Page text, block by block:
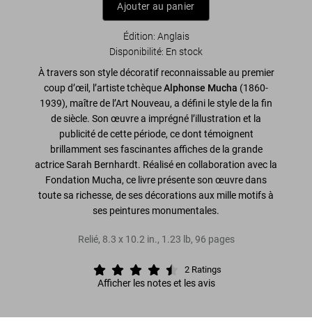
Ajouter au panier
Édition: Anglais
Disponibilité: En stock
À travers son style décoratif reconnaissable au premier
coup d’œil, l’artiste tchèqueAlphonse Mucha (1860-
1939), maître de l’Art Nouveau, a défini le style de la fin
de siècle. Son œuvre a imprégné l’illustration et la
publicité de cette période, ce dont témoignent
brillamment ses fascinantes affiches de la grande
actrice Sarah Bernhardt. Réalisé en collaboration avec la
Fondation Mucha, ce livre présente son œuvre dans
toute sa richesse, de ses décorations aux mille motifs à
ses peintures monumentales.
Relié, 8.3 x 10.2 in., 1.23 lb, 96 pages
2 Ratings
Afficher les notes et les avis